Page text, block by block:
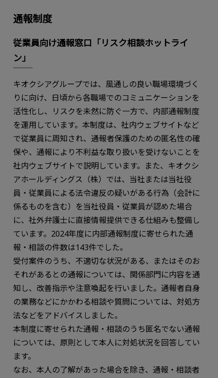
通報制度
従業員向け通報窓口「リスク相談ホットライ
ン」
キオクシアグループでは、風通しの良い職場環境づく
りに向け、日頃から各職場でのコミュニケーションを
活性化し、リスクを未然に防ぐ一方で、内部通報制度
を運用しています。本制度は、社内ウェブサイトなど
で従業員に周知され、通報者保護のための匿名性の確
保や、通報により不利益な取り扱いを受けないことを
社内ウェブサイトで説明しています。また、キオクシ
アホールディングス（株）では、当社または当社役
員・従業員による法令違反の疑いがある行為（会計に
係るものを含む）を当社役員・従業員が認めた場合
に、社外弁護士に直接情報提供できる仕組みも整備し
ています。2024年度に内部通報制度に寄せられた通
報・相談の件数は143件でした。
受付案件のうち、不適切な状況がある、またはそのお
それがあるとの通報については、関係部門に内容を通
知し、改善指示や注意喚起を行いました。通報者自身
の業務などにかかわる相談や質問については、対処方
法などをアドバイスしました。
本制度に寄せられた通報・相談のうち匿名でない通報
については、原則として本人に対処状況を回答してい
ます。
なお、本人の了解があった場合を除き、通報・相談者